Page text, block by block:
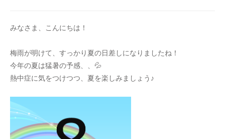
みなさま、こんにちは！
梅雨が明けて、すっかり夏の日差しになりましたね！
今年の夏は猛暑の予感、、💦
熱中症に気をつけつつ、夏を楽しみましょう♪